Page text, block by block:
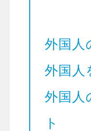
外国人
外国人
外国人
ト